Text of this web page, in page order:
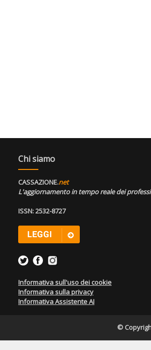
Chi siamo
CASSAZIONE.net
L'aggiornamento in tempo reale dei
ISSN: 2532-8727
Informativa sull'uso dei cookie
Informativa sulla privacy
Informativa Assistente AI
©